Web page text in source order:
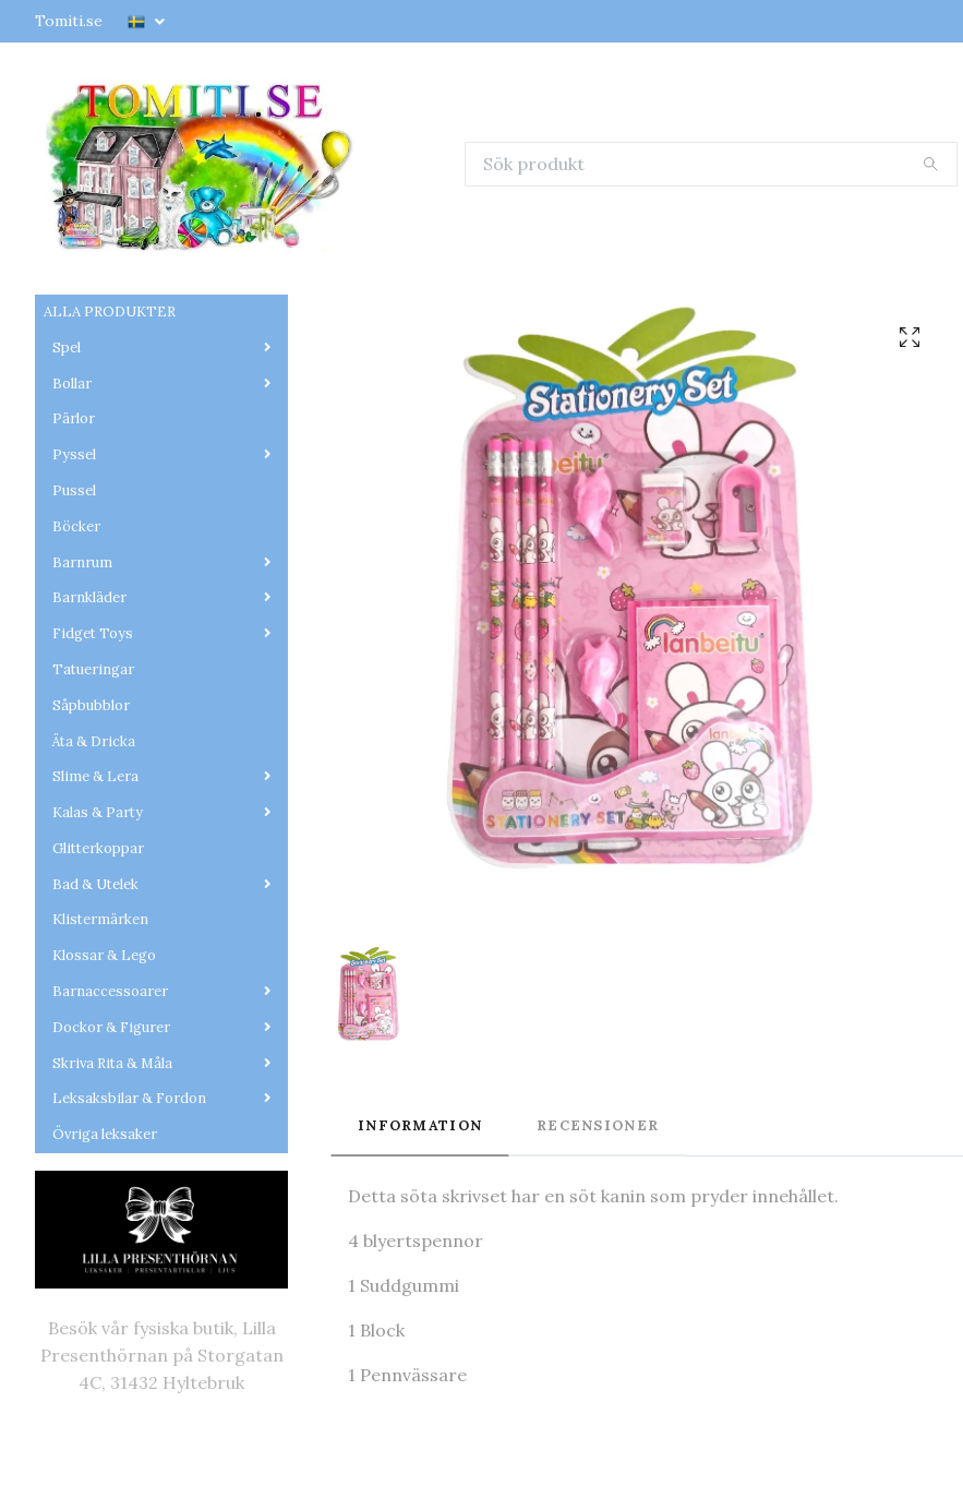
Tomiti.se
ALLA PRODUKTER
Spel
Bollar
Pärlor
Pyssel
Pussel
Böcker
Barnrum
Barnkläder
Fidget Toys
Tatueringar
Såpbubblor
Äta & Dricka
Slime & Lera
Kalas & Party
Glitterkoppar
Bad & Utelek
Klistermärken
Klossar & Lego
Barnaccessoarer
Dockor & Figurer
Skriva Rita & Måla
Leksaksbilar & Fordon
Övriga leksaker
Besök vår fysiska butik, Lilla
Presenthörnan på Storgatan
4C, 31432 Hyltebruk
INFORMATION RECENSIONER
Detta söta skrivset har en söt kanin som pryder innehållet.
4 blyertspennor
1 Suddgummi
1 Block
1 Pennvässare